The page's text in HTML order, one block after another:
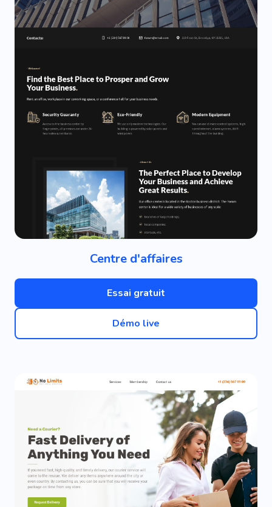
Centre d'affaires
Essai gratuit
Démo live